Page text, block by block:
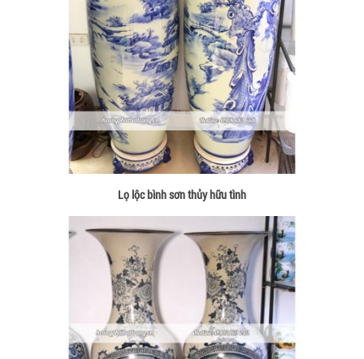
Lọ lộc bình sơn thủy hữu tình